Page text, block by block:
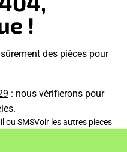
!
des pièces pour
: nous vérifierons pour
ou SMSVoir les autres pieces